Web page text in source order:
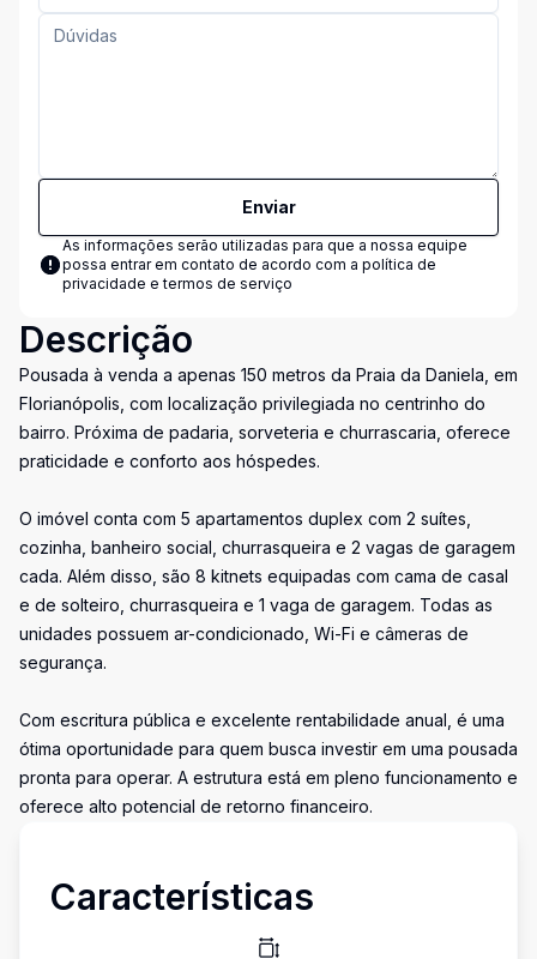
Enviar
As informações serão utilizadas para que a nossa equipe
possa entrar em contato de acordo com a política de
privacidade e termos de serviço
Descrição
Pousada à venda a apenas 150 metros da Praia da Daniela, em
Florianópolis, com localização privilegiada no centrinho do
bairro. Próxima de padaria, sorveteria e churrascaria, oferece
praticidade e conforto aos hóspedes.
O imóvel conta com 5 apartamentos duplex com 2 suítes,
cozinha, banheiro social, churrasqueira e 2 vagas de garagem
cada. Além disso, são 8 kitnets equipadas com cama de casal
e de solteiro, churrasqueira e 1 vaga de garagem. Todas as
unidades possuem ar-condicionado, Wi-Fi e câmeras de
segurança.
Com escritura pública e excelente rentabilidade anual, é uma
ótima oportunidade para quem busca investir em uma pousada
pronta para operar. A estrutura está em pleno funcionamento e
oferece alto potencial de retorno financeiro.
Características